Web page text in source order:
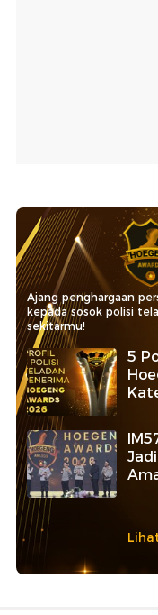
Ajang penghargaan
kepada sosok polisi
sekitarmu!
5